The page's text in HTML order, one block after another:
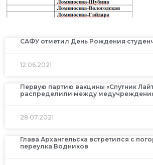
САФУ отметил День Рождения
12.06.2021
Первую партию вакцины «Спутник
распределили между
28.07.2021
Глава Архангельска встретился с
переулка Водников